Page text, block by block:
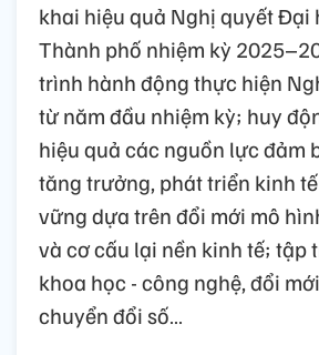
khai hiệu quả Nghị quyết Đại
Thành phố nhiệm kỳ
trình hành động thực hiện
từ năm đầu nhiệm kỳ; huy
hiệu quả các nguồn lực đảm
tăng trưởng, phát triển kinh
vững dựa trên đổi mới mô
và cơ cấu lại nền kinh tế; tập
khoa học - công nghệ, đổi
chuyển đổi số…